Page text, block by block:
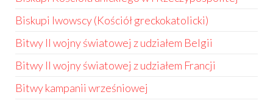
Biskupi lwowscy (Kościół greckokatolicki)
Bitwy II wojny światowej z udziałem Belgii
Bitwy II wojny światowej z udziałem Francji
Bitwy kampanii wrześniowej